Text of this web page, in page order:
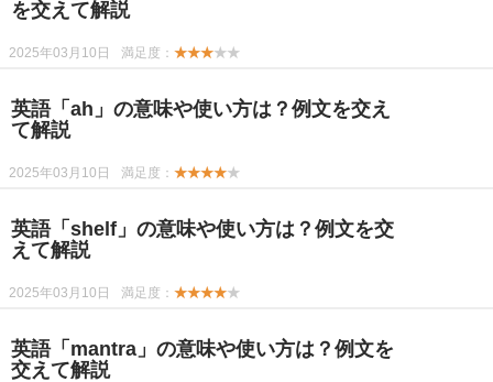
を交えて解説
2025年03月10日 満足度： ★★★★★
英語「ah」の意味や使い方は？例文を交え
て解説
2025年03月10日 満足度： ★★★★★
英語「shelf」の意味や使い方は？例文を交
えて解説
2025年03月10日 満足度： ★★★★★
英語「mantra」の意味や使い方は？例文を
交えて解説